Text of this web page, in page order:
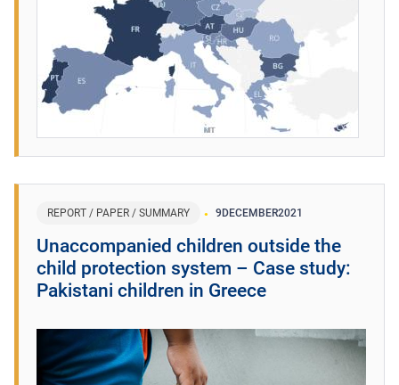
REPORT / PAPER / SUMMARY 9 DECEMBER2021
Unaccompanied children outside the
child protection system – Case study:
Pakistani children in Greece